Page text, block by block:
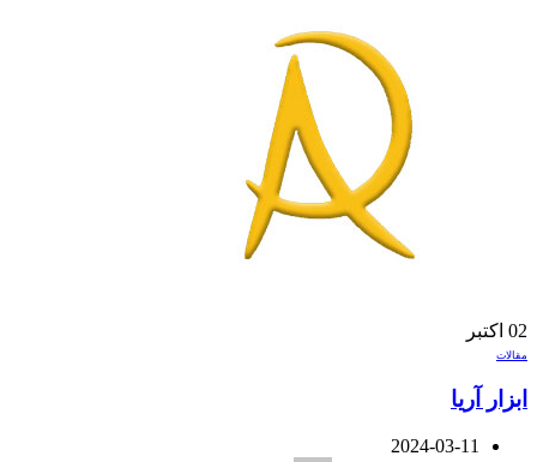
02 اکتبر
مقالات
ابزار آریا
2024-03-11